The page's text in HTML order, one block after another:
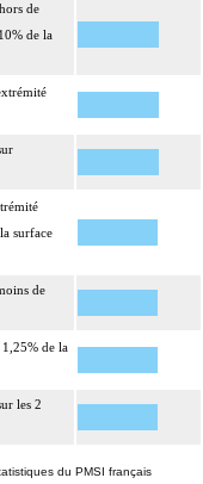
de
de la
surface
de
de la
les 2
du PMSI français